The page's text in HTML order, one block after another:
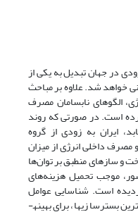
در جهان تبدیل به یکی از
خواهد شد. علاوه بر مباحث
الگوهای نابسامان مصرف
است. در صورتی که روند
ایران به زودی از گروه
داخلی انرژی از میزان
و سازهای منطبق بر توان‌ها
موجب تحمیل هزینه‌های
است. شناسایی عوامل
اقلیمی تاثیرگذار در مصرف انرژی از مهمترین بستر­سازی­ها، برای بهینه­